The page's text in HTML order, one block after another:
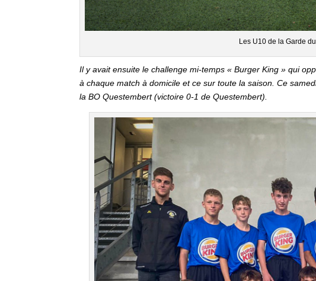
Les U10 de la Garde
Il y avait ensuite le challenge mi-temps « Burger King » qui
à chaque match à domicile et ce sur toute la saison. Ce
la BO Questembert (victoire 0-1 de Questembert).